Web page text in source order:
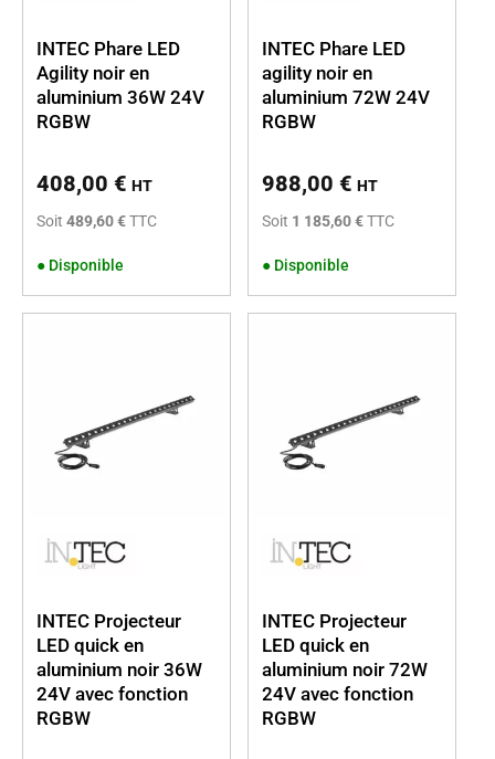
INTEC Phare LED
Agility noir en
aluminium 36W 24V
RGBW
408,00 € HT
Soit 489,60 €TTC
● Disponible
INTEC Phare LED
agility noir en
aluminium 72W 24V
RGBW
988,00 € HT
Soit 1 185,60 €TTC
● Disponible
INTEC Projecteur
LED quick en
aluminium noir 36W
24V avec fonction
RGBW
INTEC Projecteur
LED quick en
aluminium noir 72W
24V avec fonction
RGBW